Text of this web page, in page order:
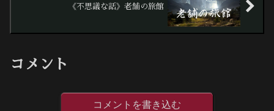
《不思議な話》老舗の旅館
コメント
コメントを書き込む